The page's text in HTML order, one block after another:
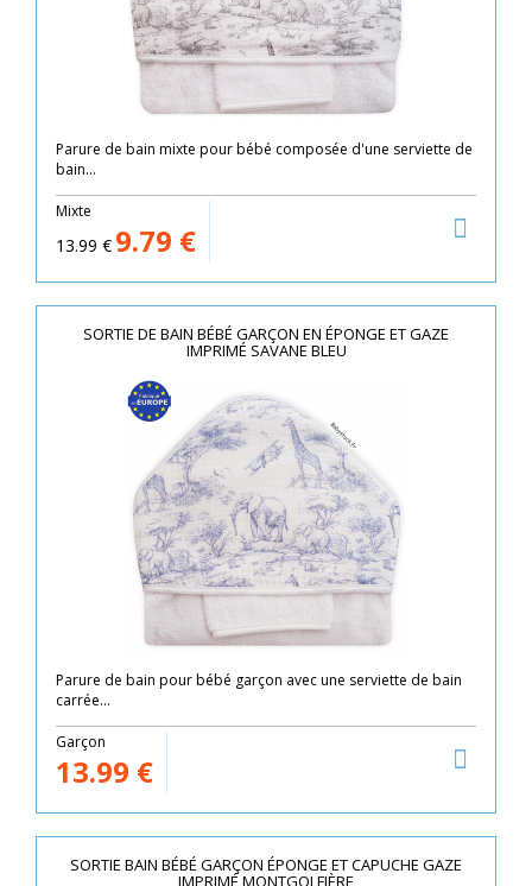
Parure de bain mixte pour bébé composée d'une serviette de
bain...
Mixte
13.99 € 9.79 €
SORTIE DE BAIN BÉBÉ GARÇON EN ÉPONGE ET GAZE
IMPRIMÉ SAVANE BLEU
Parure de bain pour bébé garçon avec une serviette de bain
carrée...
Garçon
13.99 €
SORTIE BAIN BÉBÉ GARÇON ÉPONGE ET CAPUCHE GAZE
IMPRIMÉ MONTGOLFIÈRE